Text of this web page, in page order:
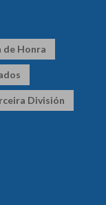
de Honra
División